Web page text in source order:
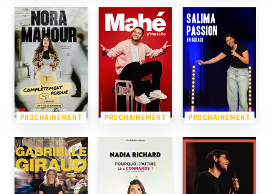
PROCHAINEMENT PROCHAINEMENT PROCHAINEMENT